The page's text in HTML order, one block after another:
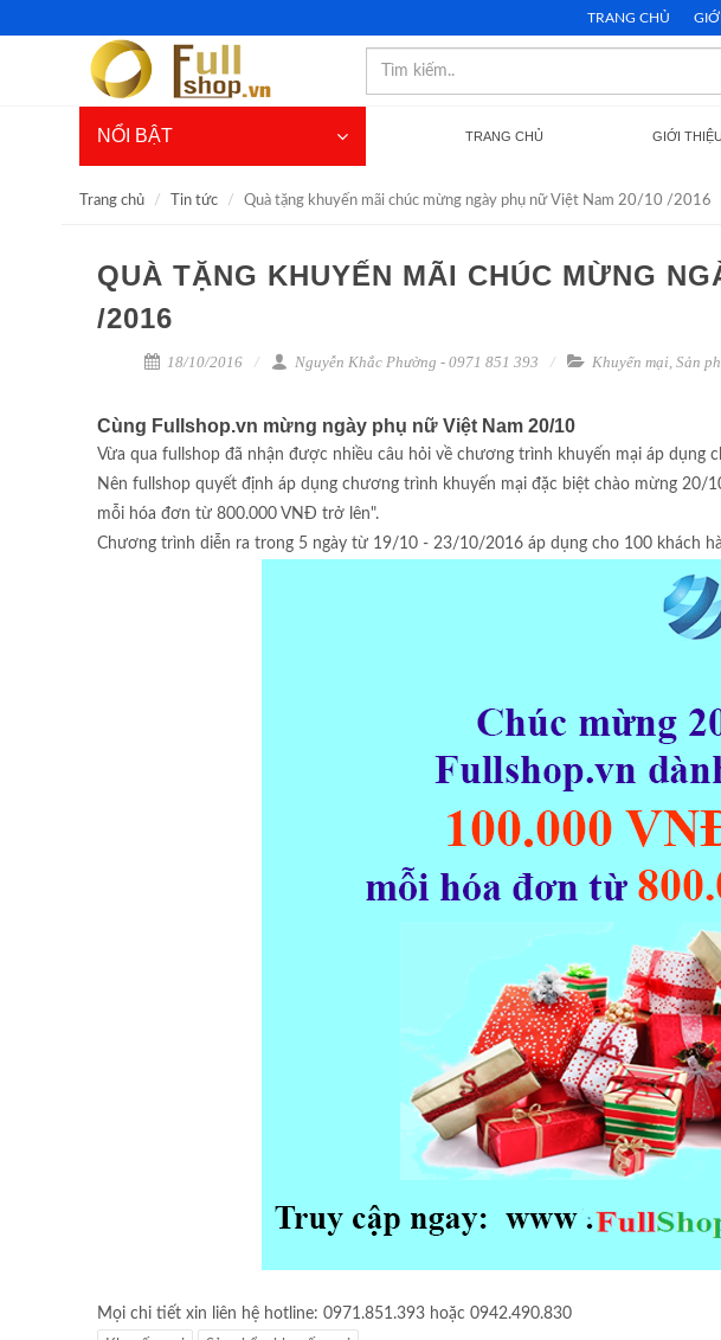
TRANG CHỦ
NỔI BẬT TRANG CHỦ GIỚI THIỆU
Trang chủ Tin tức Quà tặng khuyến mãi chúc mừng ngày phụ nữ Việt Nam 20/10 /2016
QUÀ TẶNG KHUYẾN MÃI CHÚC MỪNG
/2016
18/10/2016 Nguyễn Khắc Phường - 0971 851 393 Khuyến mại, Sản
Cùng Fullshop.vn mừng ngày phụ nữ Việt Nam 20/10
Vừa qua fullshop đã nhận được nhiều câu hỏi về chương trình khuyến mại áp dụng
Nên fullshop quyết định áp dụng chương trình khuyến mại đặc biệt chào mừng
mỗi hóa đơn từ 800.000 VNĐ trở lên".
Chương trình diễn ra trong 5 ngày từ 19/10 - 23/10/2016 áp dụng cho 100 khách
Mọi chi tiết xin liên hệ hotline: 0971.851.393 hoặc 0942.490.830